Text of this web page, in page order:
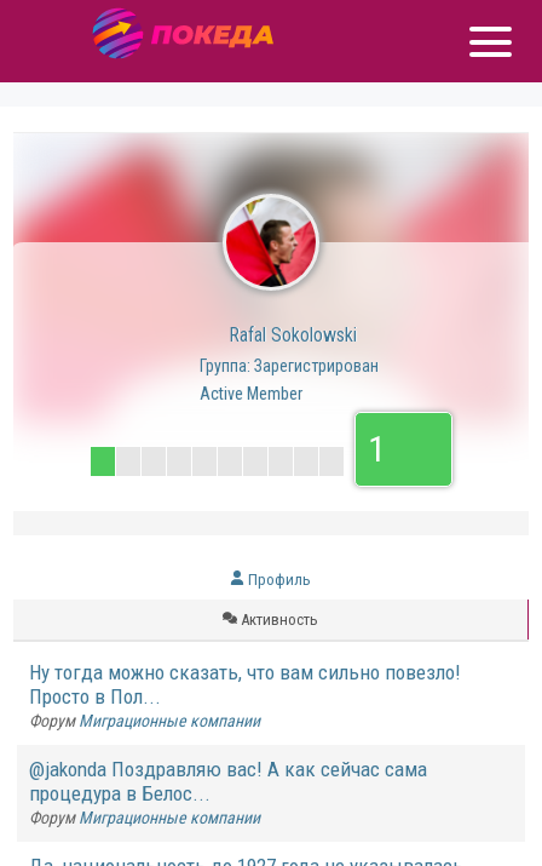
Rafal Sokolowski
Группа: Зарегистрирован
Active Member
1
Профиль
Активность
Ну тогда можно сказать, что вам сильно повезло!
Просто в Пол...
Форум Миграционные компании
@jakonda Поздравляю вас! А как сейчас сама
процедура в Белос...
Форум Миграционные компании